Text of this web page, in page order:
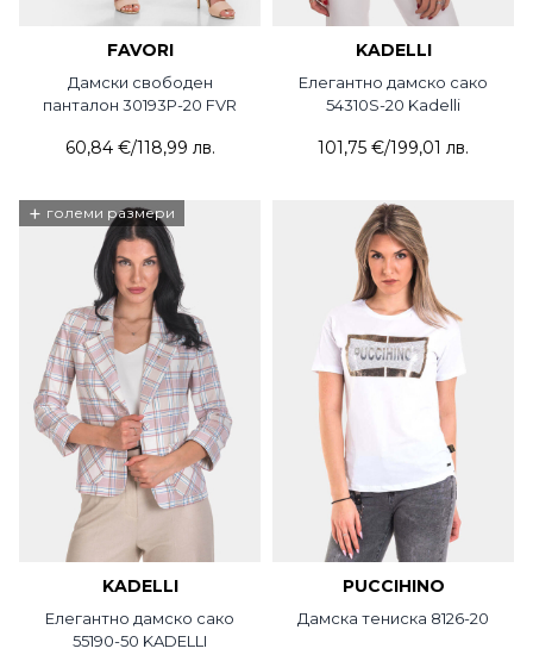
FAVORI
Дамски свободен
панталон 30193P-20 FVR
60,84 €/118,99 лв.
KADELLI
Елегантно дамско сако
54310S-20 Kadelli
101,75 €/199,01 лв.
+ големи размери
KADELLI
Елегантно дамско сако
55190-50 KADELLI
PUCCIHINO
Дамска тениска 8126-20